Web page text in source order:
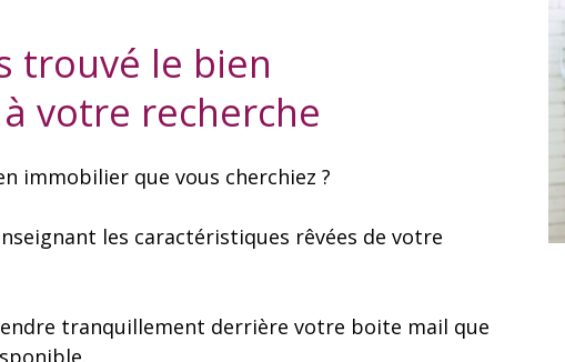
trouvé le bien
votre recherche
immobilier que vous cherchiez ?
les caractéristiques rêvées de votre
tranquillement derrière votre boite mail que